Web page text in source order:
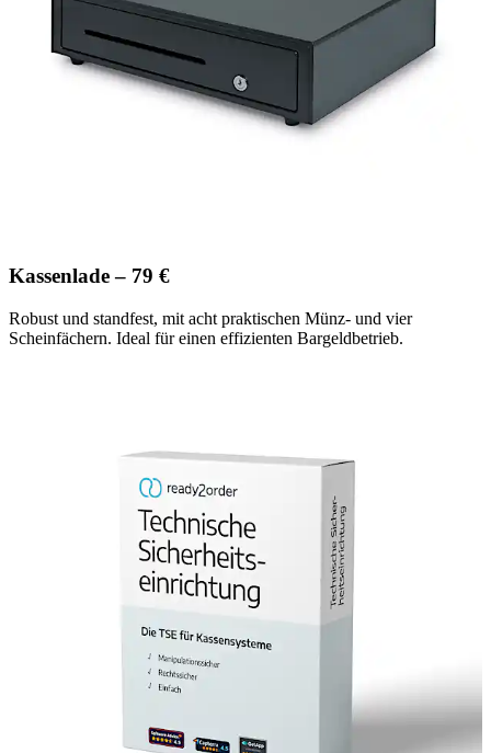
Kassenlade – 79 €
Robust und standfest, mit acht praktischen Münz- und vier
Scheinfächern. Ideal für einen effizienten Bargeldbetrieb.